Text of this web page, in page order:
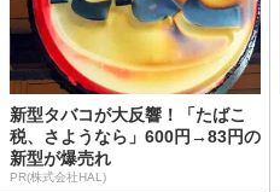
新型タバコが大反響！「たばこ
税、さようなら」600円→83円の
新型が爆売れ
PR(株式会社HAL)